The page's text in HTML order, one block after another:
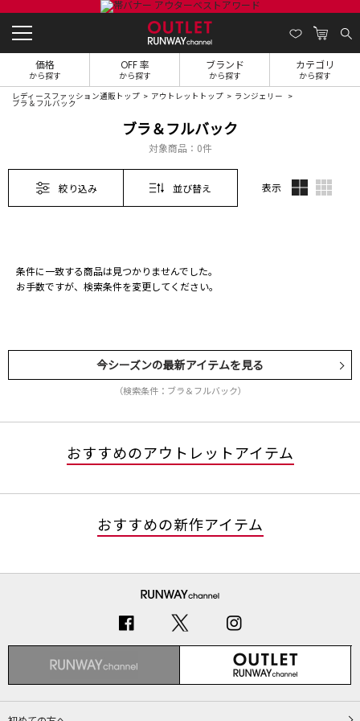
価格
から探す
OFF 率
から探す
ブランド
から探す
カテゴリ
から探す
レディースファッション通販トップ アウトレットトップ ランジェリー
ブラ＆フルバック
ブラ＆フルバック
対象商品： 0件
絞り込み 並び替え 表示
条件に一致する商品は見つかりませんでした。
お手数ですが、検索条件を変更してください。
今シーズンの最新アイテムを見る
（検索条件：ブラ＆フルバック）
おすすめのアウトレットアイテム
おすすめの新作アイテム